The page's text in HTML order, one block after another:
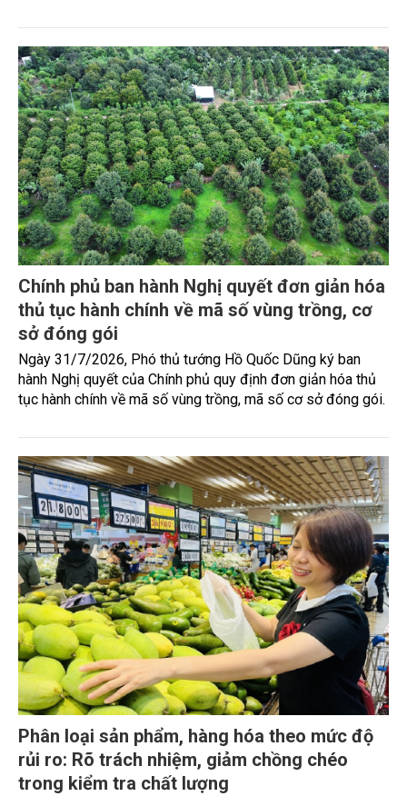
dụ.
Chính phủ ban hành Nghị quyết đơn giản hóa
thủ tục hành chính về mã số vùng trồng, cơ
sở đóng gói
Ngày 31/7/2026, Phó thủ tướng Hồ Quốc Dũng ký ban
hành Nghị quyết của Chính phủ quy định đơn giản hóa thủ
tục hành chính về mã số vùng trồng, mã số cơ sở đóng gói.
Phân loại sản phẩm, hàng hóa theo mức độ
rủi ro: Rõ trách nhiệm, giảm chồng chéo
trong kiểm tra chất lượng